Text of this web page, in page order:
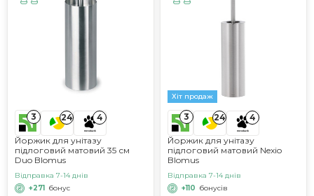
3 24 4
Йоржик для унітазу
підлоговий матовий 35 см
Duo Blomus
Відправка 7-14 днів
+271
бонус
Хіт продаж
3 24 4
Йоржик для унітазу
підлоговий матовий Nexio
Blomus
Відправка 7-14 днів
+110 бонусів